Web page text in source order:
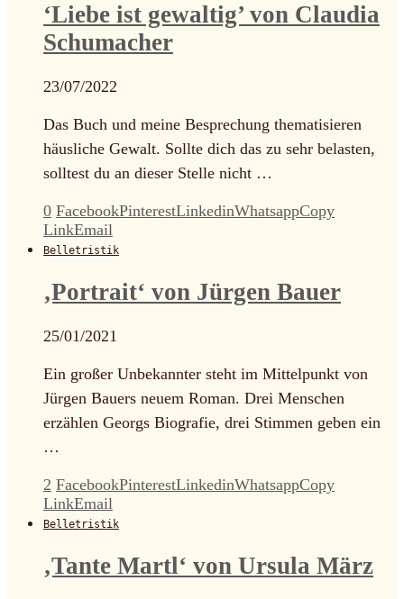
‘Liebe ist gewaltig’ von Claudia
Schumacher
23/07/2022
Das Buch und meine Besprechung thematisieren
häusliche Gewalt. Sollte dich das zu sehr belasten,
solltest du an dieser Stelle nicht …
0 FacebookPinterestLinkedinWhatsappCopy
LinkEmail
Belletristik
‚Portrait‘ von Jürgen Bauer
25/01/2021
Ein großer Unbekannter steht im Mittelpunkt von
Jürgen Bauers neuem Roman. Drei Menschen
erzählen Georgs Biografie, drei Stimmen geben ein
…
2 FacebookPinterestLinkedinWhatsappCopy
LinkEmail
Belletristik
‚Tante Martl‘ von Ursula März